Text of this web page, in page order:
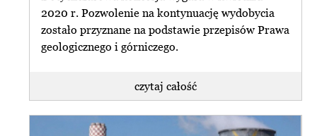
W czwartek wyrok ws. Turowa.
Organizacje: region potrzebuje (...)
czytaj najnowszy
2020 r. Pozwolenie na kontynuację wydobycia
zostało przyznane na podstawie przepisów Prawa
geologicznego i górniczego.
czytaj całość